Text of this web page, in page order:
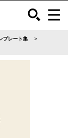
プレート集